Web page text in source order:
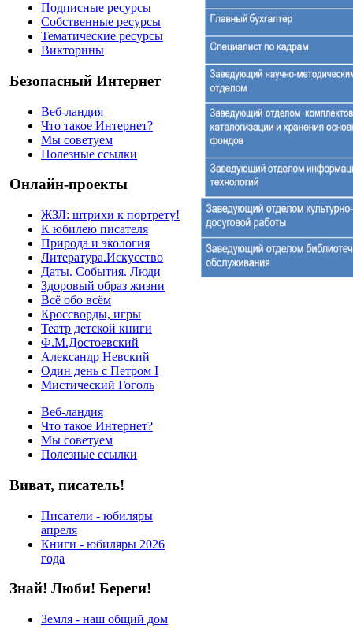
Подписные ресурсы
Собственные ресурсы
Тематические ресурсы
Викторины
Безопасный Интернет
Веб-ландия
Что такое Интернет?
Мы советуем
Полезные ссылки
Онлайн-проекты
ЖЗЛ: штрихи к портрету!
К юбилею писателя
Природа и экология
Литература.Искусство
Даты. События. Люди
Здоровый образ жизни
Всё обо всём
Кроссворды, игры
Театр детской книги
Ф.М.Достоевский
Александр Невский
Один день с Петром I
Мистический Гоголь
Веб-ландия
Что такое Интернет?
Мы советуем
Полезные ссылки
Виват, писатель!
Писатели - юбиляры
апреля
Книги - юбиляры 2026
года
Знай! Люби! Береги!
Земля - наш общий дом